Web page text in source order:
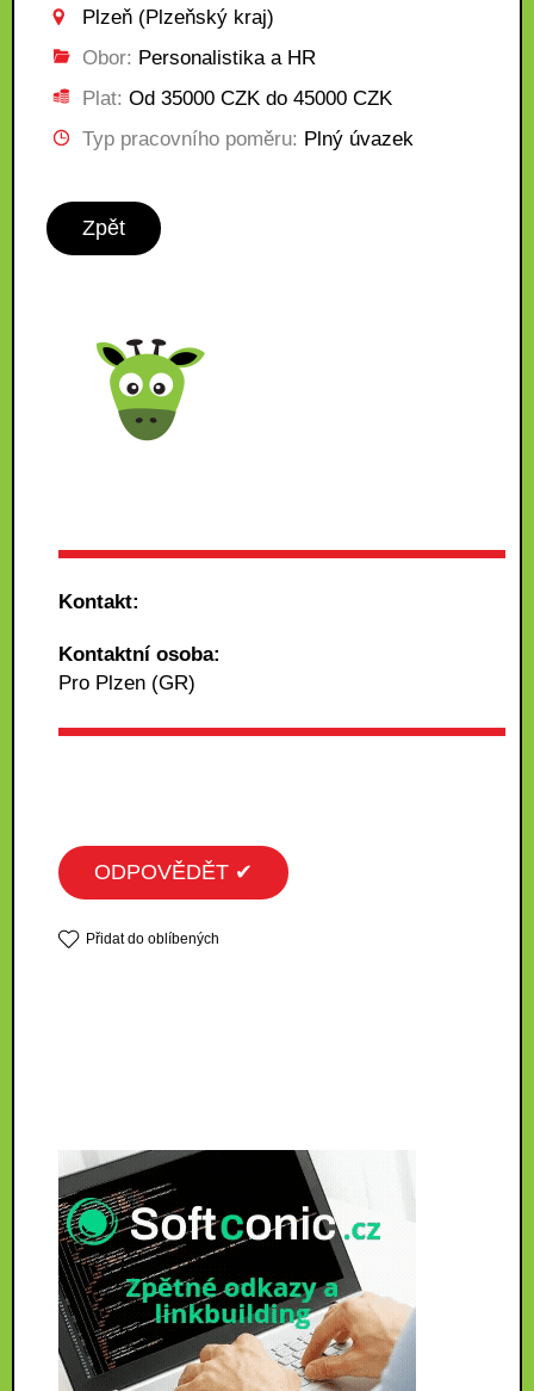
Plzeň (Plzeňský kraj)
Obor: Personalistika a HR
Plat: Od 35000 CZK do 45000 CZK
Typ pracovního poměru: Plný úvazek
Zpět
Kontakt:
Kontaktní osoba:
Pro Plzen (GR)
ODPOVĚDĚT ✔
Přidat do oblíbených